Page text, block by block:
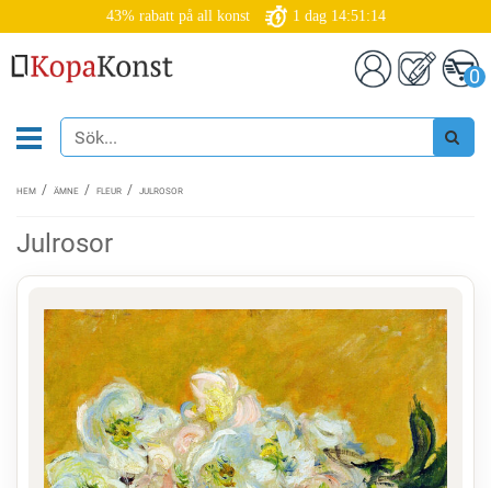
43% rabatt på all konst 1 dag 14:51:14
0
HEM ÄMNE FLEUR JULROSOR
Julrosor